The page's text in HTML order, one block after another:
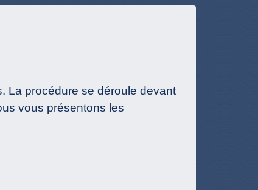
La procédure se déroule devant
vous présentons les